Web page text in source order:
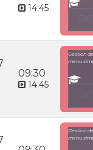
14:45
09:30
14:45
Gestion
menu
Gestion
menu